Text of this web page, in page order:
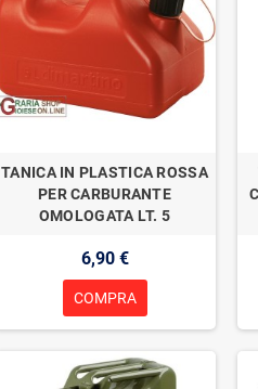
TANICA IN PLASTICA ROSSA
PER CARBURANTE
OMOLOGATA LT. 5
6,90 €
COMPRA